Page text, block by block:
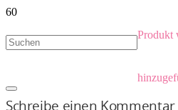
Produkt
Schreibe einen Kommentar